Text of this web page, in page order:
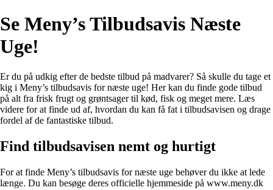
Se Meny’s Tilbudsavis Næste
Uge!
Er du på udkig efter de bedste tilbud på madvarer? Så skulle du tage et
kig i Meny’s tilbudsavis for næste uge! Her kan du finde gode tilbud
på alt fra frisk frugt og grøntsager til kød, fisk og meget mere. Læs
videre for at finde ud af, hvordan du kan få fat i tilbudsavisen og drage
fordel af de fantastiske tilbud.
Find tilbudsavisen nemt og hurtigt
For at finde Meny’s tilbudsavis for næste uge behøver du ikke at lede
længe. Du kan besøge deres officielle hjemmeside på www.meny.dk